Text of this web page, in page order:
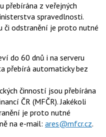
přebírána z veřejných
spravedlnosti.
či odstranění je proto nutné
do 60 dnů i na serveru
přebírá automaticky bez
činností jsou přebírána
ČR (MFČR). Jakékoli
je proto nutné
na e-mail: ares@mfcr.cz.